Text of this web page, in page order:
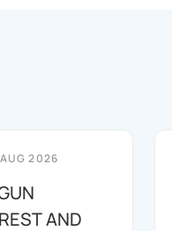
2026
AND